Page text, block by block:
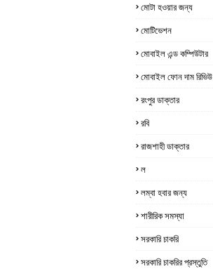
মোটা হওয়ার জন্য
মোটিভেশন
মোবাইল এন্ড কম্পিউটার
মোবাইল ফোন দাম রিভিউ
রংপুর ডাক্তার
রবি
রাজশাহী ডাক্তার
ল
লম্বা হবার জন্য
শারীরিক সমস্যা
সরকারি চাকরি
সরকারি চাকরির প্রস্তুতি